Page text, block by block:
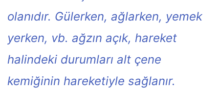
olanıdır. Gülerken, ağlarken, yemek
yerken, vb. ağzın açık, hareket
halindeki durumları alt çene
kemiğinin hareketiyle sağlanır.